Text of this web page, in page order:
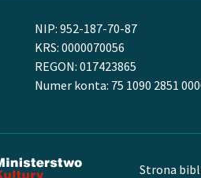
NIP: 952-187-70-87
KRS: 0000070056
REGON: 017423865
Numer konta: 75 1090 2851
Strona